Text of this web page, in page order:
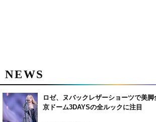
NEWS
ロゼ、ヌバックレザーショーツで美
京ドーム3DAYSの全ルックに注目